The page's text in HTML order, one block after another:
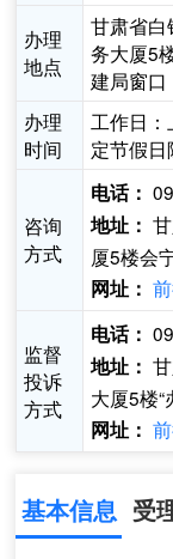
办理
地点
甘肃省
务大厦5
建局窗口
办理
时间
工作日
定节假日
咨询
方式
电话：
地址：
厦5楼会
网址：
监督
投诉
方式
电话：
地址：
大厦5楼“
网址：
基本信息 受